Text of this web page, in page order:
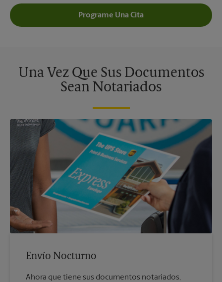
Programe Una Cita
Una Vez Que Sus Documentos
Sean Notariados
Envío Nocturno
Ahora que tiene sus documentos notariados,